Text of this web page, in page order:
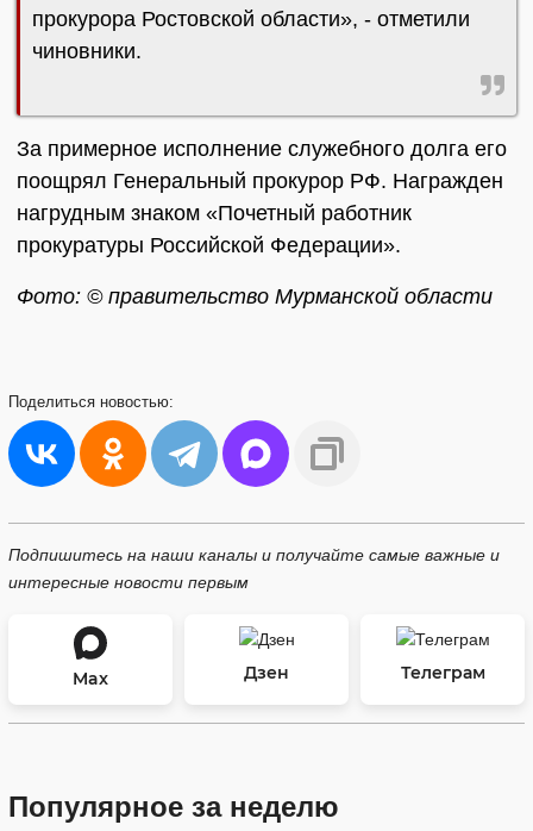
прокурора Ростовской области», - отметили
чиновники.
За примерное исполнение служебного долга его
поощрял Генеральный прокурор РФ. Награжден
нагрудным знаком «Почетный работник
прокуратуры Российской Федерации».
Фото: © правительство Мурманской области
Поделиться новостью:
Подпишитесь на наши каналы и получайте самые важные и
интересные новости первым
Max Дзен Телеграм
Популярное за неделю